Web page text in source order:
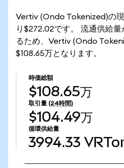
Vertiv (Ondo Tokenized)の
り$272.02です。 流通供給
るため、Vertiv (Ondo
$108.65万となります。
時価総額
$108.65万
取引量 (24時間)
$104.49万
循環供給量
3994.33